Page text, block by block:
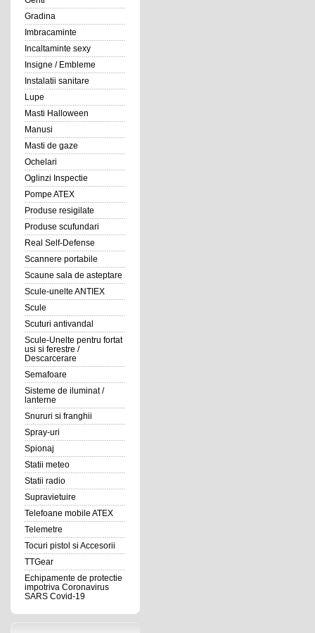
Gradina
Imbracaminte
Incaltaminte sexy
Insigne / Embleme
Instalatii sanitare
Lupe
Masti Halloween
Manusi
Masti de gaze
Ochelari
Oglinzi Inspectie
Pompe ATEX
Produse resigilate
Produse scufundari
Real Self-Defense
Scannere portabile
Scaune sala de asteptare
Scule-unelte ANTIEX
Scule
Scuturi antivandal
Scule-Unelte pentru fortat
usi si ferestre /
Descarcerare
Semafoare
Sisteme de iluminat /
lanterne
Snururi si franghii
Spray-uri
Spionaj
Statii meteo
Statii radio
Supravietuire
Telefoane mobile ATEX
Telemetre
Tocuri pistol si Accesorii
TTGear
Echipamente de protectie
impotriva Coronavirus
SARS Covid-19